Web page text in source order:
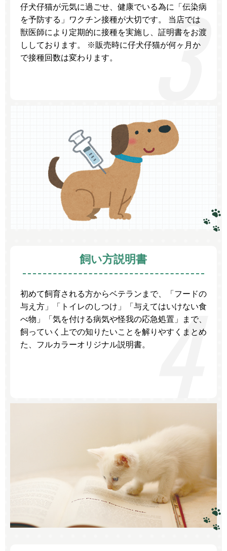
仔犬仔猫が元気に過ごせ、健康でいる為に「伝染病
を予防する」ワクチン接種が大切です。 当店では
獣医師により定期的に接種を実施し、証明書をお渡
ししております。 ※販売時に仔犬仔猫が何ヶ月か
で接種回数は変わります。
飼い方説明書
初めて飼育される方からベテランまで、「フードの
与え方」「トイレのしつけ」「与えてはいけない食
べ物」「気を付ける病気や怪我の応急処置」まで、
飼っていく上での知りたいことを解りやすくまとめ
た、フルカラーオリジナル説明書。